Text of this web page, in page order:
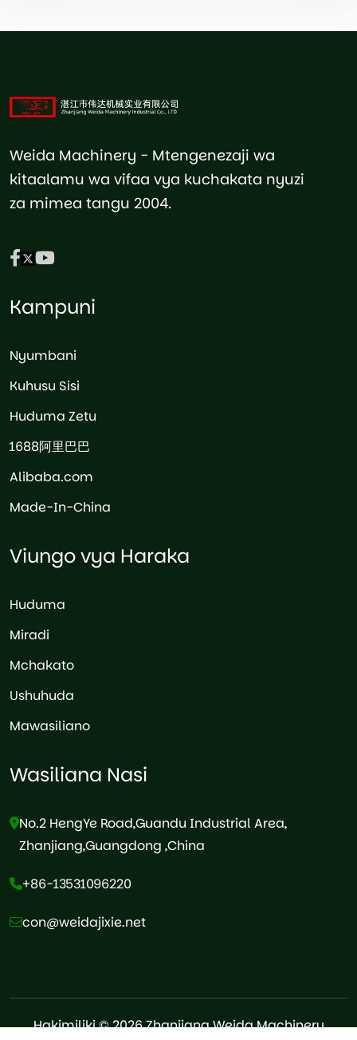
Weida Machinery - Mtengenezaji wa
kitaalamu wa vifaa vya kuchakata nyuzi
za mimea tangu 2004.
Kampuni
Nyumbani
Kuhusu Sisi
Huduma Zetu
1688阿里巴巴
Alibaba.com
Made-In-China
Viungo vya Haraka
Huduma
Miradi
Mchakato
Ushuhuda
Mawasiliano
Wasiliana Nasi
No.2 HengYe Road,Guandu Industrial Area,
Zhanjiang,Guangdong ,China
+86-13531096220
con@weidajixie.net
Hakimiliki © 2026 Zhanjiang Weida Machinery